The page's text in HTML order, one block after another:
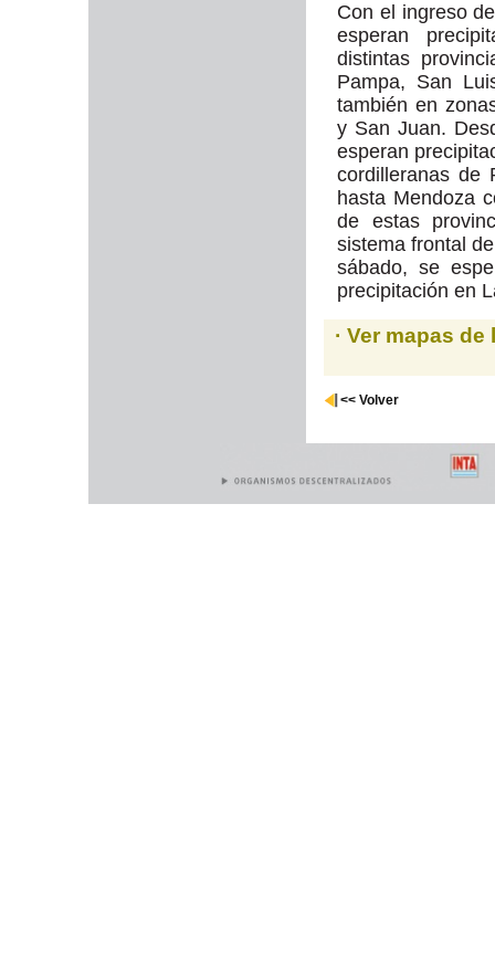
Con el ingreso
esperan
distintas
Pampa, San
también en
y San Juan.
esperan
cordilleranas de
hasta Mendoza
de estas
sistema frontal
sábado, se
precipitación en
· Ver mapas
<< Volver